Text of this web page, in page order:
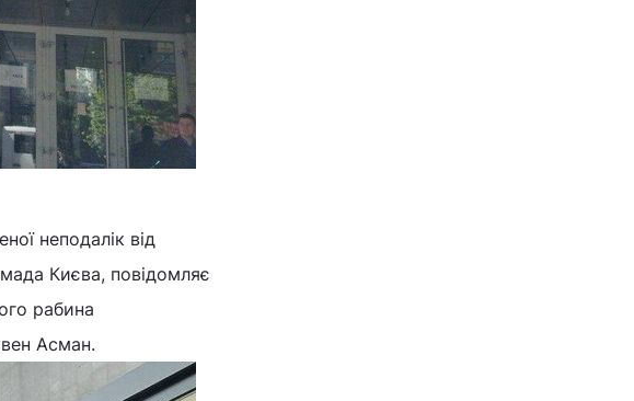
неподалік від
Києва, повідомляє
рабина
Асман.